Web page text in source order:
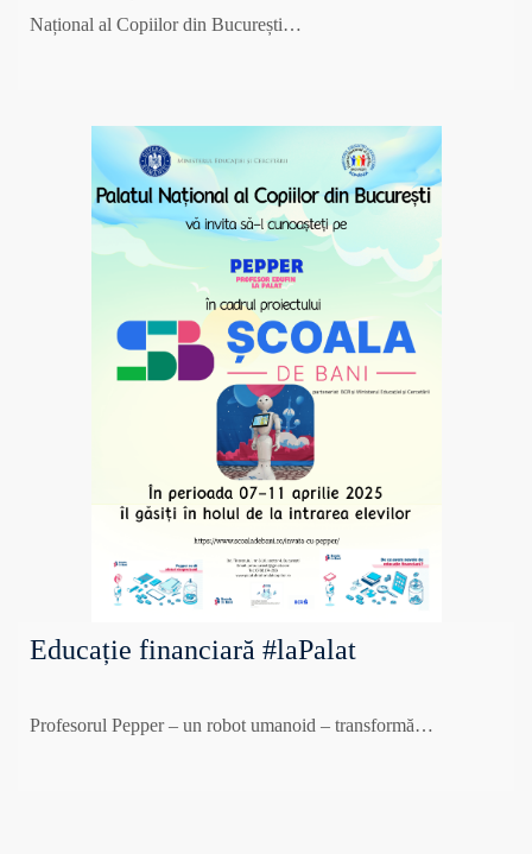
Național al Copiilor din București…
Educație financiară #laPalat
Profesorul Pepper – un robot umanoid – transformă…